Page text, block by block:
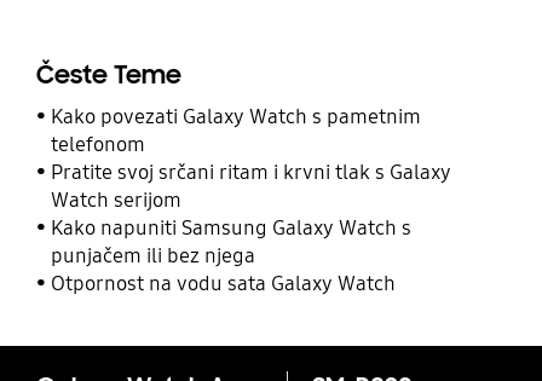
Česte Teme
Kako povezati Galaxy Watch s pametnim
telefonom
Pratite svoj srčani ritam i krvni tlak s Galaxy
Watch serijom
Kako napuniti Samsung Galaxy Watch s
punjačem ili bez njega
Otpornost na vodu sata Galaxy Watch